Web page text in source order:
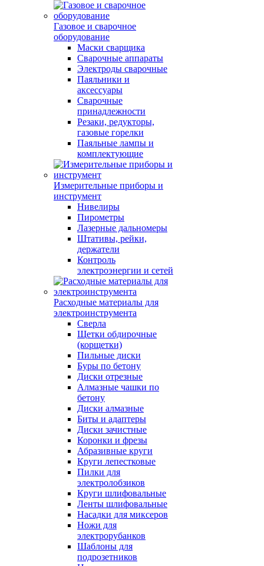
Газовое и сварочное
оборудование
Маски сварщика
Сварочные аппараты
Электроды сварочные
Паяльники и
аксессуары
Сварочные
принадлежности
Резаки, редукторы,
газовые горелки
Паяльные лампы и
комплектующие
Измерительные приборы и
инструмент
Нивелиры
Пирометры
Лазерные дальномеры
Штативы, рейки,
держатели
Контроль
электроэнергии и сетей
Расходные материалы для
электроинструмента
Сверла
Щетки обдирочные
(корщетки)
Пильные диски
Буры по бетону
Диски отрезные
Алмазные чашки по
бетону
Диски алмазные
Биты и адаптеры
Диски зачистные
Коронки и фрезы
Абразивные круги
Круги лепестковые
Пилки для
электролобзиков
Круги шлифовальные
Ленты шлифовальные
Насадки для миксеров
Ножи для
электрорубанков
Шаблоны для
подрозетников